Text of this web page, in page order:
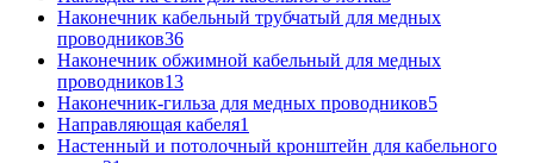
Наконечник кабельный трубчатый для медных
проводников36
Наконечник обжимной кабельный для медных
проводников13
Наконечник-гильза для медных проводников5
Направляющая кабеля1
Настенный и потолочный кронштейн для кабельного